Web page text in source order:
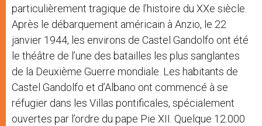
particulièrement tragique de l’histoire du XXe siècle.
Après le débarquement américain à Anzio, le 22
janvier 1944, les environs de Castel Gandolfo ont été
le théâtre de l’une des batailles les plus sanglantes
de la Deuxième Guerre mondiale. Les habitants de
Castel Gandolfo et d’Albano ont commencé à se
réfugier dans les Villas pontificales, spécialement
ouvertes par l’ordre du pape Pie XII. Quelque 12.000